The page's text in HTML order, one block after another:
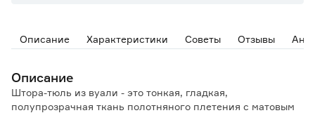
Описание Характеристики Советы Отзывы
Описание
Штора-тюль из вуали - это тонкая, гладкая,
полупрозрачная ткань полотняного плетения с матовым